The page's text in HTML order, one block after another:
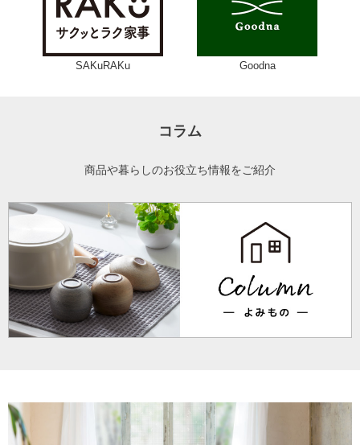
SAKuRAKu Goodna
コラム
商品や暮らしのお役立ち情報をご紹介